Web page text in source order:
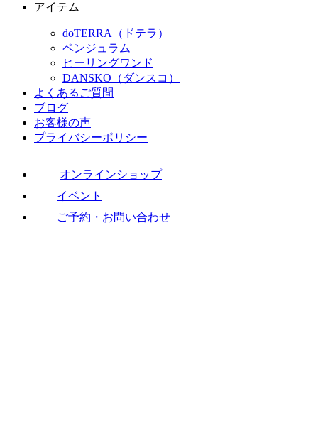
アイテム
doTERRA（ドテラ）
ペンジュラム
ヒーリングワンド
DANSKO（ダンスコ）
よくあるご質問
ブログ
お客様の声
プライバシーポリシー
オンラインショップ
イベント
ご予約・お問い合わせ